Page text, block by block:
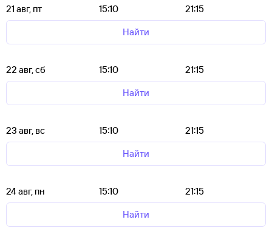
21 авг, пт 15:10
21:15
Найти
22 авг, сб 15:10
21:15
Найти
23 авг, вс 15:10
21:15
Найти
24 авг, пн 15:10
21:15
Найти